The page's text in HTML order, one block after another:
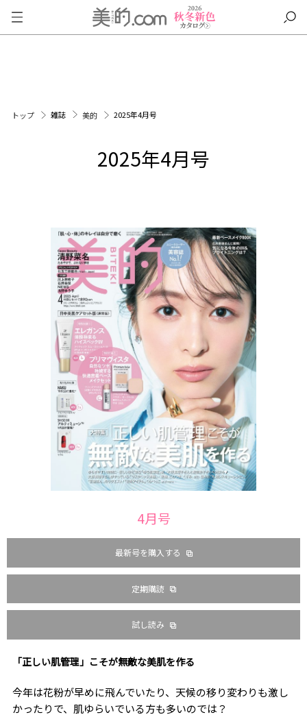
トップ 雑誌 美的 2025年4月号
2025年4月号
4月号
最新号を購入する
定期購読
試し読み
「正しい肌管理」こそが無敵な美肌を作る
今年は花粉が早めに飛んでいたり、天候の移り変わりも激し
かったりで、肌ゆらいでいる方も多いのでは？